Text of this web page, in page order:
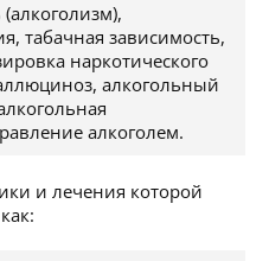
табачная зависимость,
наркотического
алкогольный
алкоголем.
и лечения которой